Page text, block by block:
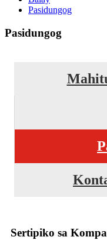
Pasidungog
Pasidungog
Sertipiko sa